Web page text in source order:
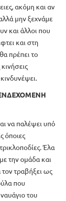
ακόμη και αν
μην ξεχνάμε
και άλλοι που
και στη
πρέπει το
να παλέψει υπό
όποιες
Έλα
την ομάδα και
τον τραβήξει ως
που
του